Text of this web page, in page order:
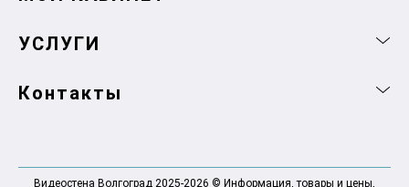
УСЛУГИ
Контакты
Видеостена Волгоград 2025-2026 © Информация, товары и цены,